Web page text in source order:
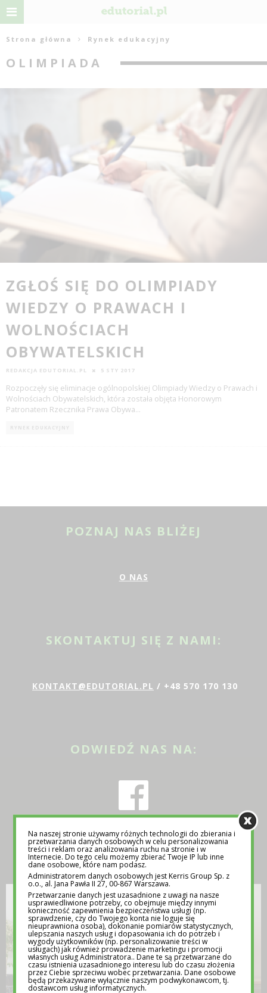
Strona główna Rynek edukacyjny
OLIMPIADA
ZGŁOŚ SIĘ DO OLIMPIADY
WIEDZY O PRAWACH I
WOLNOŚCIACH
OBYWATELSKICH
REDAKCJA EDUTORIAL.PL 5 STY 2017
Rozpoczęły się eliminacje ogólnopolskiej Olimpiady Wiedzy o Prawach i
Wolnościach Obywatelskich, która została objęta Honorowym
Patronatem Rzecznika Prawa Obywa...
RYNEK EDUKACYJNY
POZNAJ NAS BLIŻEJ
O NAS
SKONTAKTUJ SIĘ Z NAMI:
KONTAKT@EDUTORIAL.PL / +48 570 170 130
ODWIEDŹ NAS NA:
INSPIRACJA
Na naszej stronie używamy różnych technologii do zbierania i
przetwarzania danych osobowych w celu personalizowania
treści i reklam oraz analizowania ruchu na stronie i w
Internecie. Do tego celu możemy zbierać Twoje IP lub inne
dane osobowe, które nam podasz.
Administratorem danych osobowych jest Kerris Group Sp. z
o.o., al. Jana Pawła II 27, 00-867 Warszawa.
Przetwarzanie danych jest uzasadnione z uwagi na nasze
usprawiedliwione potrzeby, co obejmuje między innymi
konieczność zapewnienia bezpieczeństwa usługi (np.
sprawdzenie, czy do Twojego konta nie loguje się
nieuprawniona osoba), dokonanie pomiarów statystycznych,
ulepszania naszych usług i dopasowania ich do potrzeb i
wygody użytkowników (np. personalizowanie treści w
usługach) jak również prowadzenie marketingu i promocji
własnych usług Administratora.. Dane te są przetwarzane do
czasu istnienia uzasadnionego interesu lub do czasu złożenia
przez Ciebie sprzeciwu wobec przetwarzania. Dane osobowe
będą przekazywane wyłącznie naszym podwykonawcom, tj.
dostawcom usług informatycznych.